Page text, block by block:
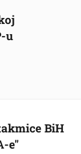
u
BiH
e"